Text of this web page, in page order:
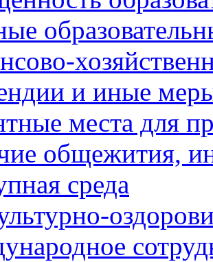
и иные
места для
общежития,
среда